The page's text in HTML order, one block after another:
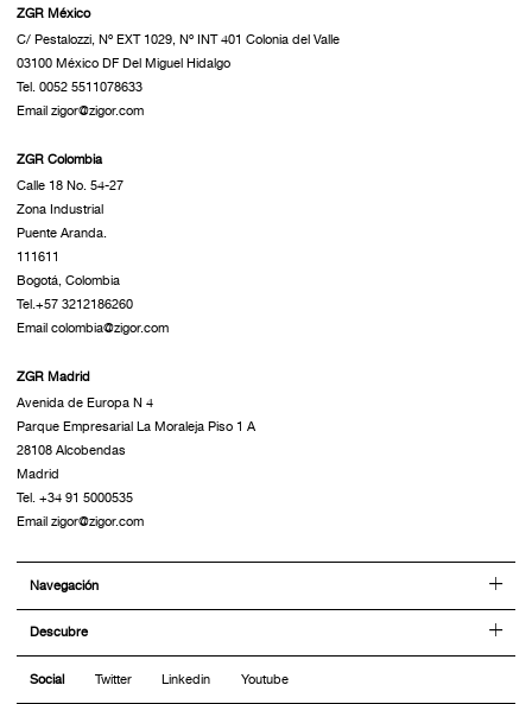
ZGR México
C/ Pestalozzi, Nº EXT 1029, Nº INT 401 Colonia del Valle
03100 México DF Del Miguel Hidalgo
Tel. 0052 5511078633
Email zigor@zigor.com
ZGR Colombia
Calle 18 No. 54-27
Zona Industrial
Puente Aranda.
111611
Bogotá, Colombia
Tel.+57 3212186260
Email colombia@zigor.com
ZGR Madrid
Avenida de Europa N 4
Parque Empresarial La Moraleja Piso 1 A
28108 Alcobendas
Madrid
Tel. +34 91 5000535
Email zigor@zigor.com
Navegación
Descubre
Social Twitter Linkedin Youtube